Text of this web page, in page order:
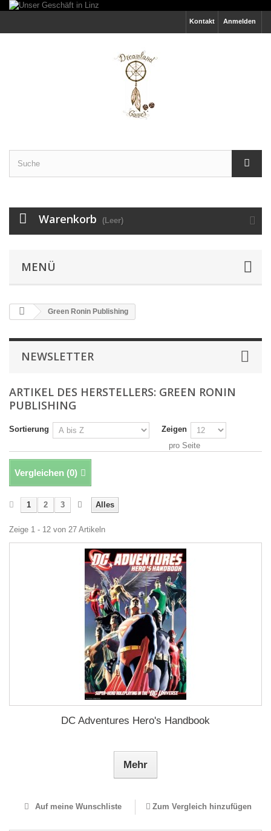
Anmelden
Kontakt
Warenkorb (Leer)
MENÜ
Green Ronin Publishing
NEWSLETTER
ARTIKEL DES HERSTELLERS: GREEN RONIN
PUBLISHING
Sortierung
Zeigen
pro Seite
Vergleichen (0)
Alles
1 2 3
Zeige 1 - 12 von 27 Artikeln
DC Adventures Hero's Handbook
Mehr
Auf meine Wunschliste Zum Vergleich hinzufügen